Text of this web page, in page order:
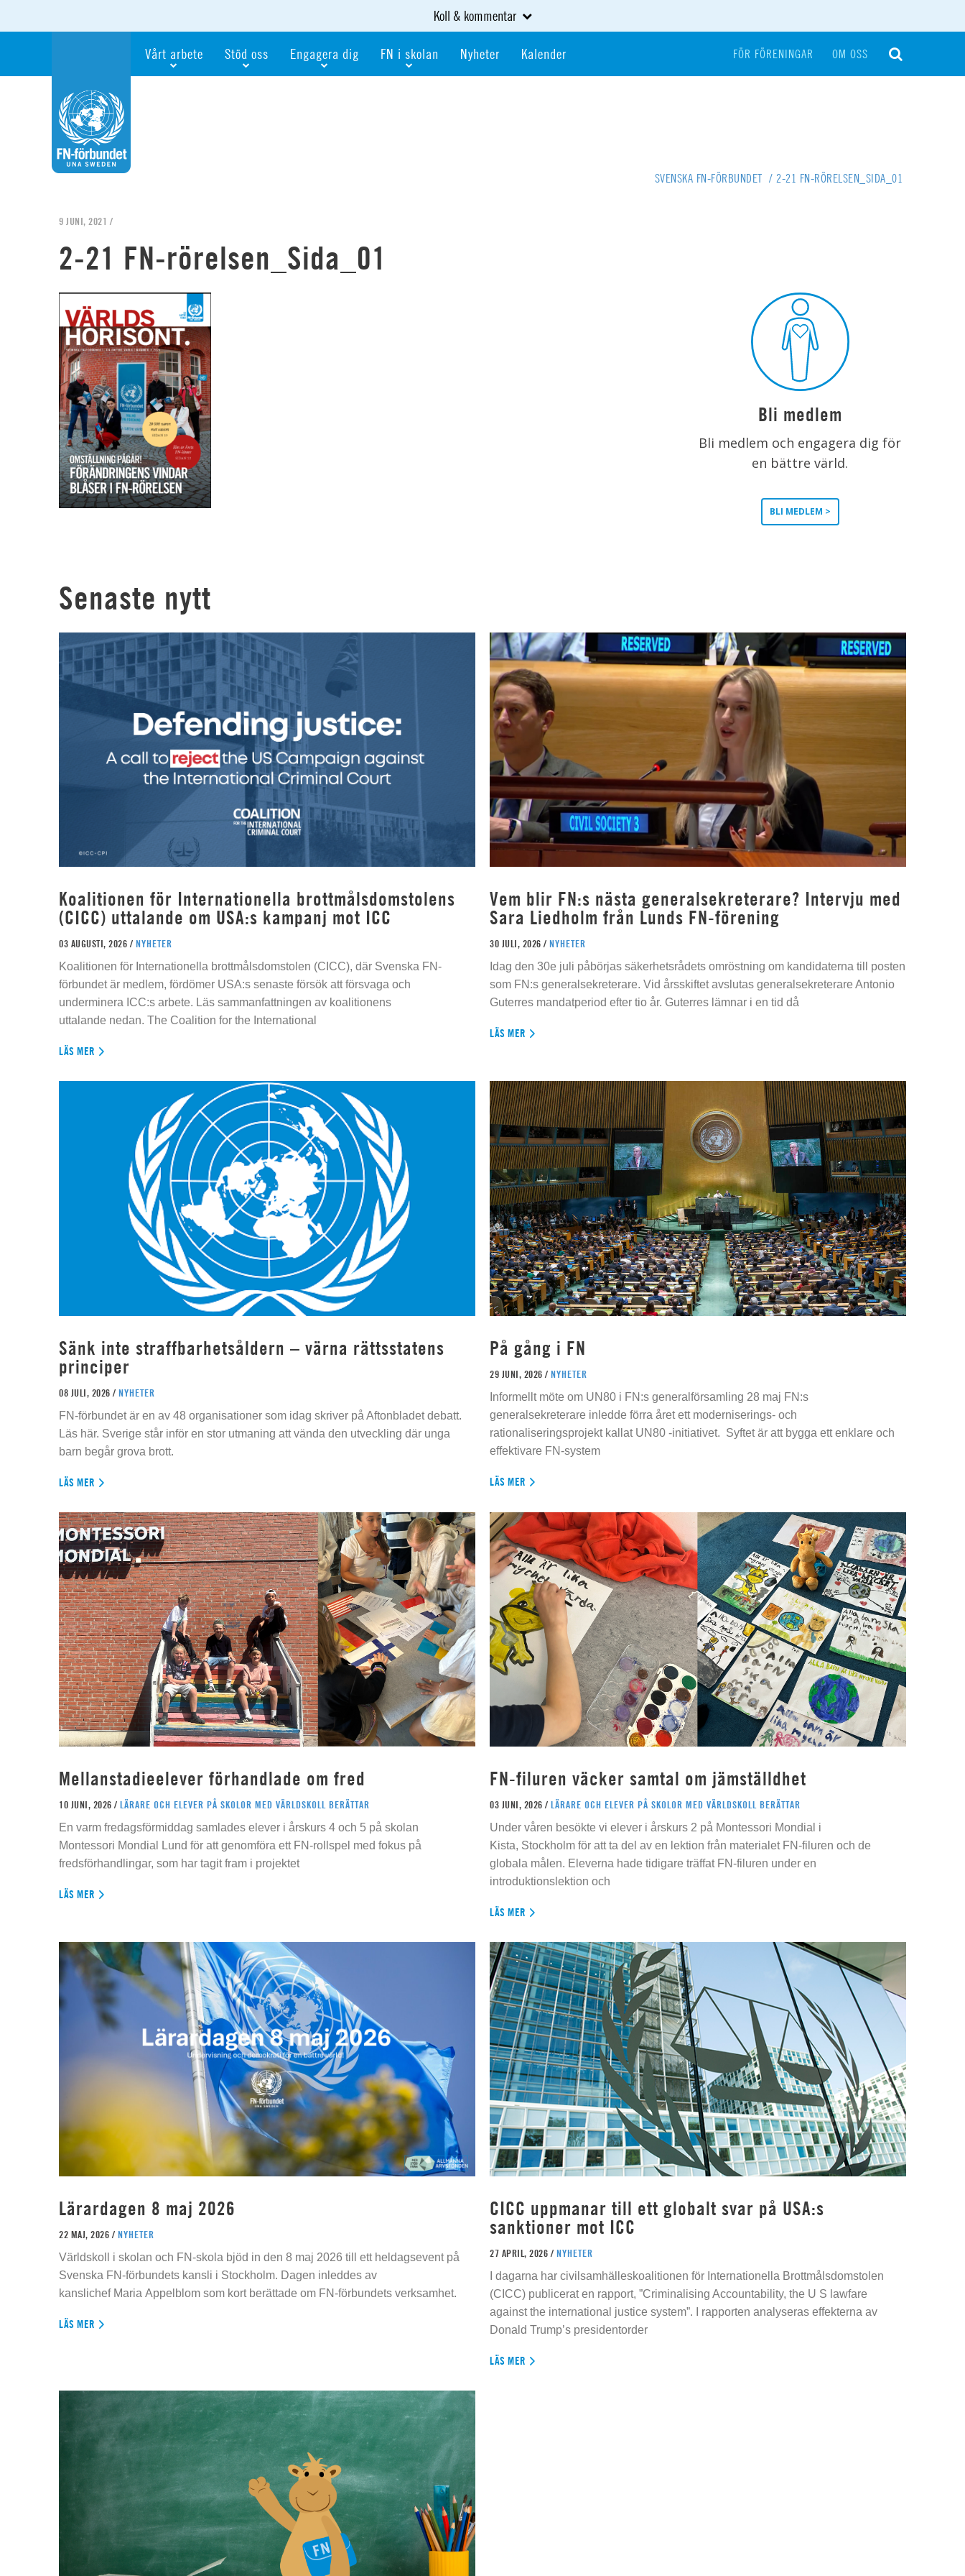
Koll & kommentar
Vårt arbete Stöd oss Engagera dig FN i skolan Nyheter Kalender FÖR FÖRENINGAR OM OSS
SVENSKA FN-FÖRBUNDET / 2-21 FN-RÖRELSEN_SIDA_01
9 JUNI, 2021 /
2-21 FN-rörelsen_Sida_01
Bli medlem
Bli medlem och engagera dig för
en bättre värld.
BLI MEDLEM >
Senaste nytt
Koalitionen för Internationella brottmålsdomstolens
(CICC) uttalande om USA:s kampanj mot ICC
03 AUGUSTI, 2026 / NYHETER
Koalitionen för Internationella brottmålsdomstolen (CICC), där Svenska FN-
förbundet är medlem, fördömer USA:s senaste försök att försvaga och
underminera ICC:s arbete. Läs sammanfattningen av koalitionens
uttalande nedan. The Coalition for the International
LÄS MER
Vem blir FN:s nästa generalsekreterare? Intervju med
Sara Liedholm från Lunds FN-förening
30 JULI, 2026 / NYHETER
Idag den 30e juli påbörjas säkerhetsrådets omröstning om kandidaterna till posten
som FN:s generalsekreterare. Vid årsskiftet avslutas generalsekreterare Antonio
Guterres mandatperiod efter tio år. Guterres lämnar i en tid då
LÄS MER
Sänk inte straffbarhetsåldern – värna rättsstatens
principer
08 JULI, 2026 / NYHETER
FN-förbundet är en av 48 organisationer som idag skriver på Aftonbladet debatt.
Läs här. Sverige står inför en stor utmaning att vända den utveckling där unga
barn begår grova brott.
LÄS MER
På gång i FN
29 JUNI, 2026 / NYHETER
Informellt möte om UN80 i FN:s generalförsamling 28 maj FN:s
generalsekreterare inledde förra året ett moderniserings- och
rationaliseringsprojekt kallat UN80 -initiativet. Syftet är att bygga ett enklare och
effektivare FN-system
LÄS MER
Mellanstadieelever förhandlade om fred
10 JUNI, 2026 / LÄRARE OCH ELEVER PÅ SKOLOR MED VÄRLDSKOLL BERÄTTAR
En varm fredagsförmiddag samlades elever i årskurs 4 och 5 på skolan
Montessori Mondial Lund för att genomföra ett FN-rollspel med fokus på
fredsförhandlingar, som har tagit fram i projektet
LÄS MER
FN-filuren väcker samtal om jämställdhet
03 JUNI, 2026 / LÄRARE OCH ELEVER PÅ SKOLOR MED VÄRLDSKOLL BERÄTTAR
Under våren besökte vi elever i årskurs 2 på Montessori Mondial i
Kista, Stockholm för att ta del av en lektion från materialet FN-filuren och de
globala målen. Eleverna hade tidigare träffat FN-filuren under en
introduktionslektion och
LÄS MER
Lärardagen 8 maj 2026
22 MAJ, 2026 / NYHETER
Världskoll i skolan och FN-skola bjöd in den 8 maj 2026 till ett heldagsevent på
Svenska FN-förbundets kansli i Stockholm. Dagen inleddes av
kanslichef Maria Appelblom som kort berättade om FN-förbundets verksamhet.
LÄS MER
CICC uppmanar till ett globalt svar på USA:s
sanktioner mot ICC
27 APRIL, 2026 / NYHETER
I dagarna har civilsamhälleskoalitionen för Internationella Brottmålsdomstolen
(CICC) publicerat en rapport, ”Criminalising Accountability, the U S lawfare
against the international justice system”. I rapporten analyseras effekterna av
Donald Trump’s presidentorder
LÄS MER